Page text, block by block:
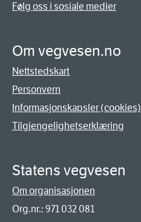
Følg oss i sosiale medier
Om vegvesen.no
Nettstedskart
Personvern
Informasjonskapsler (cookies)
Tilgjengelighetserklæring
Statens vegvesen
Om organisasjonen
Org.nr.: 971 032 081